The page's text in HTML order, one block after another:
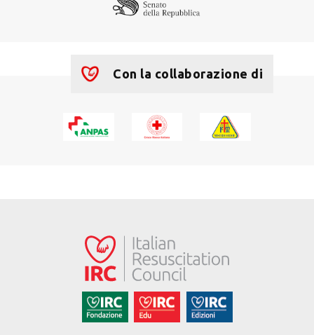
Con la collaborazione di